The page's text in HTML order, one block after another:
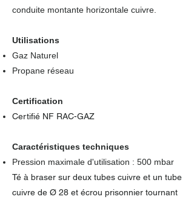
conduite montante horizontale cuivre.
Utilisations
Gaz Naturel
Propane réseau
Certification
Certifié NF RAC-GAZ
Caractéristiques techniques
Pression maximale d'utilisation : 500 mbar
Té à braser sur deux tubes cuivre et un tube
cuivre de Ø 28 et écrou prisonnier tournant